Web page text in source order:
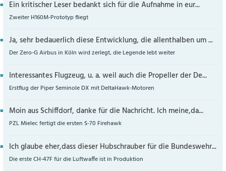
Ein kritischer Leser bedankt sich für die Aufnahme in eur...
Zweiter H160M-Prototyp fliegt
Ja, sehr bedauerlich diese Entwicklung, die allenthalben um ...
Der Zero-G Airbus in Köln wird zerlegt, die Legende lebt weiter
Interessantes Flugzeug, u. a. weil auch die Propeller der De...
Erstflug der Piper Seminole DX mit DeltaHawk-Motoren
Moin aus Schiffdorf, danke für die Nachricht. Ich meine,da...
PZL Mielec fertigt die ersten S-70 Firehawk
Ich glaube eher,dass dieser Hubschrauber für die Bundeswehr...
Die erste CH-47F für die Luftwaffe ist in Produktion